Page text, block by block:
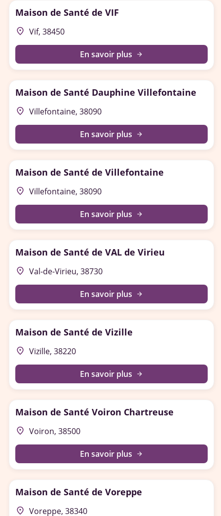
Maison de Santé de VIF
place Vif, 38450
En savoir plus arrow_forward
Maison de Santé Dauphine Villefontaine
place Villefontaine, 38090
En savoir plus arrow_forward
Maison de Santé de Villefontaine
place Villefontaine, 38090
En savoir plus arrow_forward
Maison de Santé de VAL de Virieu
place Val-de-Virieu, 38730
En savoir plus arrow_forward
Maison de Santé de Vizille
place Vizille, 38220
En savoir plus arrow_forward
Maison de Santé Voiron Chartreuse
place Voiron, 38500
En savoir plus arrow_forward
Maison de Santé de Voreppe
place Voreppe, 38340